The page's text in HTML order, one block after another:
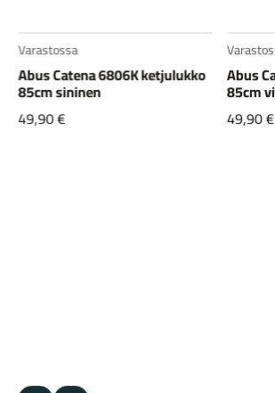
Varastossa
Abus Catena 6806K ketjulukko
85cm sininen
49,90€
Abus
85cm
49,90€